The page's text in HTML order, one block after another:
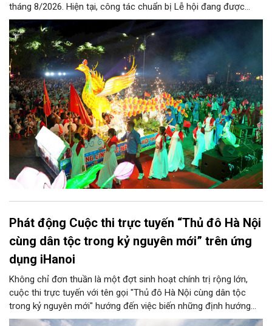
tháng 8/2026. Hiện tại, công tác chuẩn bị Lễ hội đang được
chính quyền phường Sơn Tây cùng các phòng, ban, ngành, đơn
vị và 25 tổ dân phố khẩn trương triển khai, tạo khí thế sôi nổi,
sẵn sàng mang đến cho Nhân dân và du khách một mùa Trung
thu quy mô, đặc sắc và giàu bản sắc văn hóa xứ Đoài.
Phát động Cuộc thi trực tuyến “Thủ đô Hà Nội
cùng dân tộc trong kỷ nguyên mới” trên ứng
dụng iHanoi
Không chỉ đơn thuần là một đợt sinh hoạt chính trị rộng lớn,
cuộc thi trực tuyến với tên gọi "Thủ đô Hà Nội cùng dân tộc
trong kỷ nguyên mới" hướng đến việc biến những định hướng
chiến lược trong Nghị quyết số 02-NQ/TW của Bộ Chính trị